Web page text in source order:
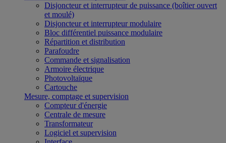
Disjoncteur et interrupteur de puissance (boîtier ouvert
et moulé)
Disjoncteur et interrupteur modulaire
Bloc différentiel puissance modulaire
Répartition et distribution
Parafoudre
Commande et signalisation
Armoire électrique
Photovoltaïque
Cartouche
Mesure, comptage et supervision
Compteur d'énergie
Centrale de mesure
Transformateur
Logiciel et supervision